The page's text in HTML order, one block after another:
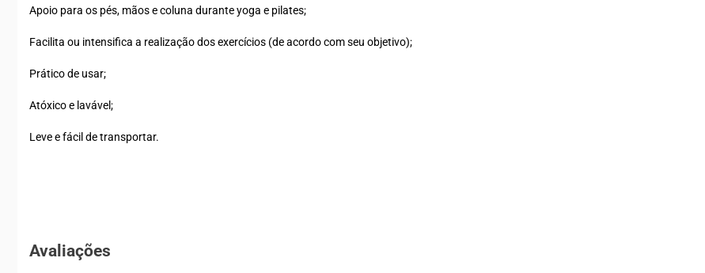
Apoio para os pés, mãos e coluna durante yoga e pilates;
Facilita ou intensifica a realização dos exercícios (de acordo com seu objetivo);
Prático de usar;
Atóxico e lavável;
Leve e fácil de transportar.
Avaliações